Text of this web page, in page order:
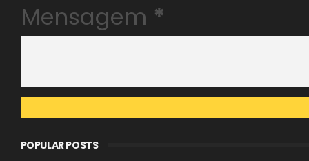
Mensagem *
POPULAR POSTS